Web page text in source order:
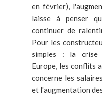
en février),
laisse à penser
continuer de
Pour les
simples : la crise
Europe, les conflits
concerne les
et l'augmentation